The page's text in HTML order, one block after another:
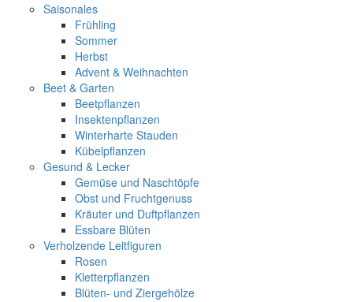
Saisonales
Frühling
Sommer
Herbst
Advent & Weihnachten
Beet & Garten
Beetpflanzen
Insektenpflanzen
Winterharte Stauden
Kübelpflanzen
Gesund & Lecker
Gemüse und Naschtöpfe
Obst und Fruchtgenuss
Kräuter und Duftpflanzen
Essbare Blüten
Verholzende Leitfiguren
Rosen
Kletterpflanzen
Blüten- und Ziergehölze